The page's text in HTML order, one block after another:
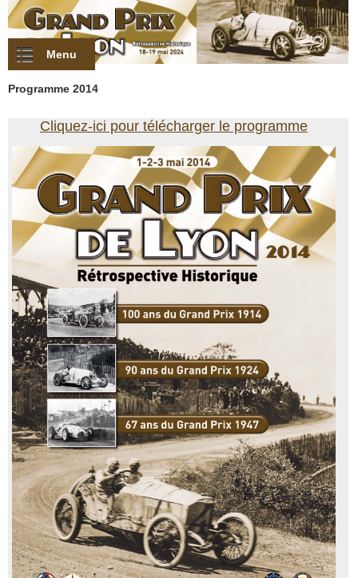
Aller au contenu principal
Menu
Programme 2014
Cliquez-ici pour télécharger le programme